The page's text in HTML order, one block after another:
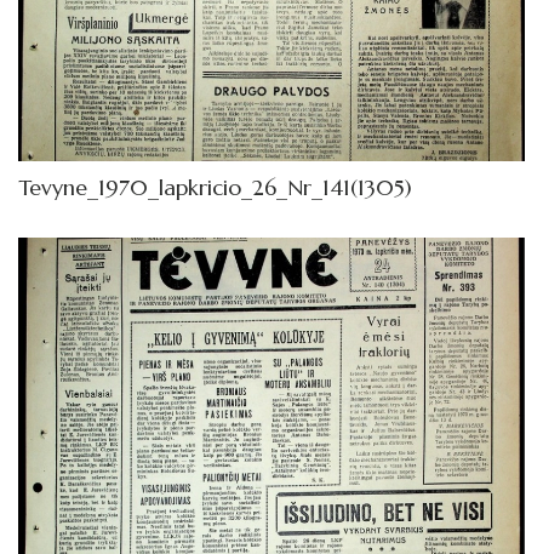
1963
1962
Knygos
Tevyne_1970_lapkricio_26_Nr_141(1305)